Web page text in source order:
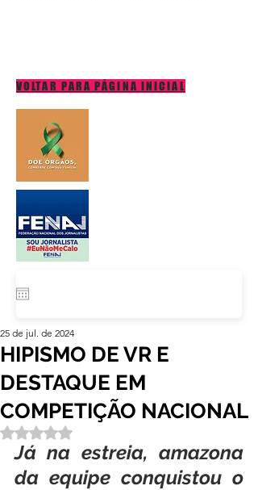
VOLTAR PARA PÁGINA INICIAL
HIPISMO DE VR E
DESTAQUE EM
COMPETIÇÃO NACIONAL
25 de jul. de 2024
Avaliado com NaN de 5 estrelas.
Já na estreia, amazona
da equipe conquistou o